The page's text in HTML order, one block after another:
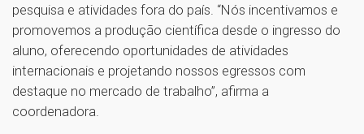
pesquisa e atividades fora do país. “Nós incentivamos e
promovemos a produção científica desde o ingresso do
aluno, oferecendo oportunidades de atividades
internacionais e projetando nossos egressos com
destaque no mercado de trabalho”, afirma a
coordenadora.